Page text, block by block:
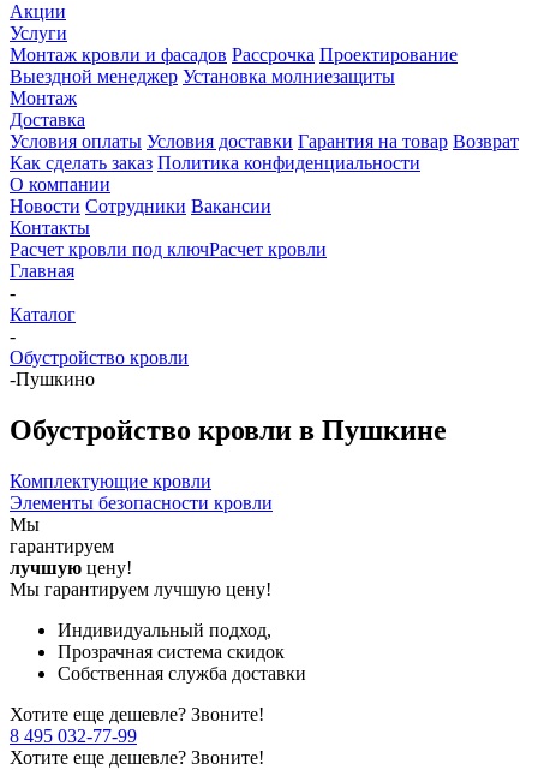
Акции
Услуги
Монтаж кровли и фасадов Рассрочка Проектирование
Выездной менеджер Установка молниезащиты
Монтаж
Доставка
Условия оплаты Условия доставки Гарантия на товар Возврат
Как сделать заказ Политика конфиденциальности
О компании
Новости Сотрудники Вакансии
Контакты
Расчет кровли под ключРасчет кровли
Главная
-
Каталог
-
Обустройство кровли
-Пушкино
Обустройство кровли в Пушкине
Комплектующие кровли
Элементы безопасности кровли
Мы
гарантируем
лучшую цену!
Мы гарантируем лучшую цену!
Индивидуальный подход,
Прозрачная система скидок
Собственная служба доставки
Хотите еще дешевле? Звоните!
8 495 032-77-99
Хотите еще дешевле? Звоните!